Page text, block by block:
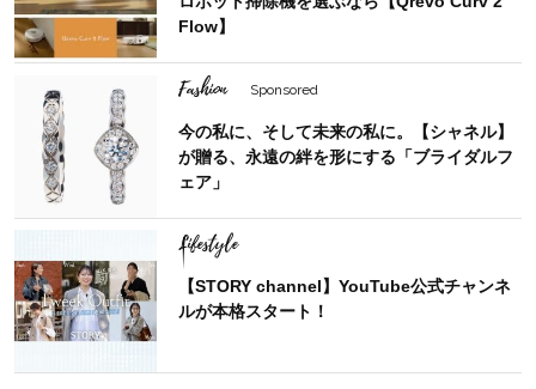
Flow】
Fashion Sponsored
今の私に、そして未来の私に。【シャネル】
が贈る、永遠の絆を形にする「ブライダルフ
ェア」
Lifestyle
【STORY channel】YouTube公式チャンネ
ルが本格スタート！